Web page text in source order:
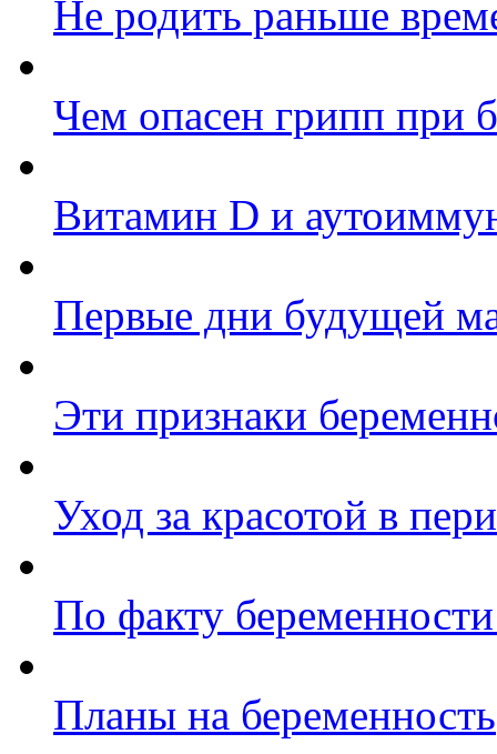
Не родить раньше
Чем опасен грипп при
Витамин D и
Первые дни будущей
Эти признаки
Уход за красотой в
По факту
Планы на беременность